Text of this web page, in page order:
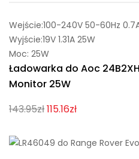
Wejście:100-240V 50-60Hz
Wyjście:19V 1.31A 25W
Moc: 25W
Ładowarka do Aoc 24B2XH
Monitor 25W
143.95zł115.16zł